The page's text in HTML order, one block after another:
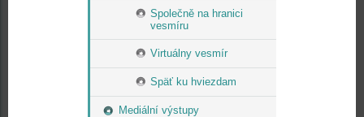
Společně na hranici
vesmíru
Virtuálny vesmír
Späť ku hviezdam
Mediální výstupy